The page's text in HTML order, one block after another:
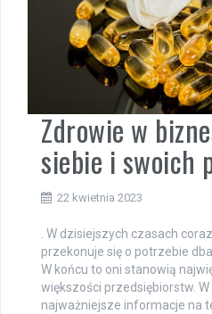
Zdrowie w
siebie i swoich
22 kwietnia 2023
. W dzisiejszych czasach
przekonuje się o potrzebie
W końcu to oni stanowią
większości przedsiębiorstw.
najważniejsze informacje na